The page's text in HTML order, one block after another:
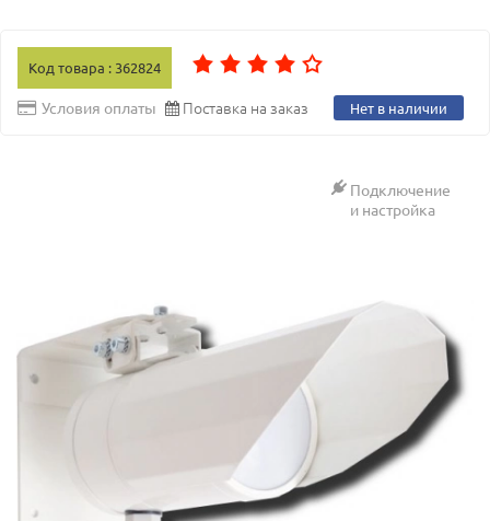
Код товара : 362824
Условия оплаты Поставка на заказ Нет в наличии
Подключение
и настройка